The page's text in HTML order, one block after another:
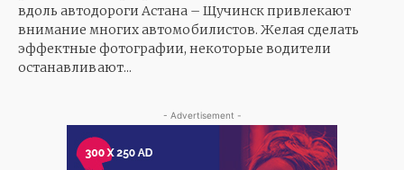
вдоль автодороги Астана – Щучинск привлекают
внимание многих автомобилистов. Желая сделать
эффектные фотографии, некоторые водители
останавливают...
- Advertisement -